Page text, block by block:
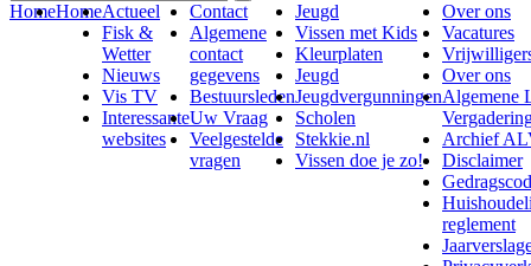
HomeHomeActueel
Fisk &
Wetter
Nieuws
Vis TV
Interessante
websites
Contact
Algemene
contact
gegevens
Bestuursleden
Uw Vraag
Veelgestelde
vragen
Jeugd
Vissen met Kids
Kleurplaten
Jeugd
Jeugdvergunningen
Scholen
Stekkie.nl
Vissen doe je zo!
Over ons
Vacatures
Over ons
Algemene
Archief
Disclaimer
reglement